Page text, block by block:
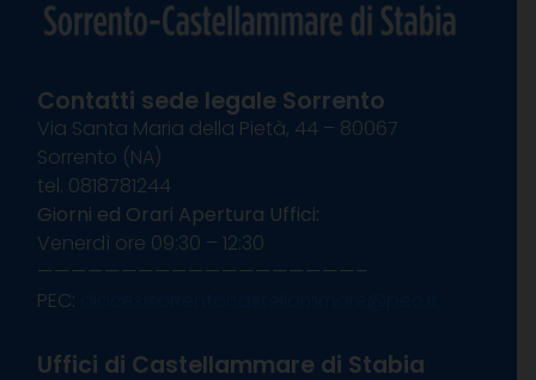
Contatti sede legale Sorrento
Via Santa Maria della Pietà, 44 – 80067
Sorrento (NA)
tel. 0818781244
Giorni ed Orari Apertura Uffici:
Venerdì ore 09:30 – 12:30
———————————————————–
PEC:
Uffici di Castellammare di Stabia